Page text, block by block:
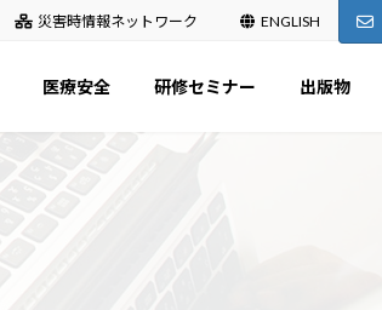
災害時情報ネットワーク ENGLISH
医療安全 研修セミナー 出版物